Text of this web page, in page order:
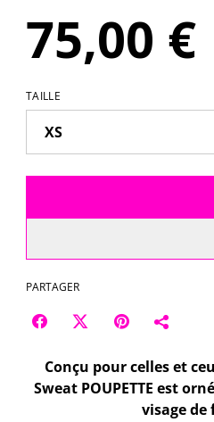
75,00 €
TAILLE
PARTAGER
Conçu pour celles et
Sweat POUPETTE est
visage